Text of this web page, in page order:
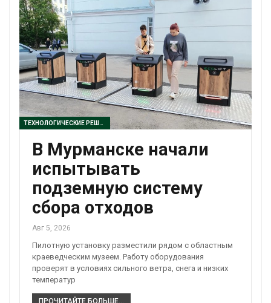
ТЕХНОЛОГИЧЕСКИЕ РЕШЕНИЯ
В Мурманске начали
испытывать
подземную систему
сбора отходов
Авг 5, 2026
Пилотную установку разместили рядом с областным
краеведческим музеем. Работу оборудования
проверят в условиях сильного ветра, снега и низких
температур
ПРОЧИТАЙТЕ БОЛЬШЕ...